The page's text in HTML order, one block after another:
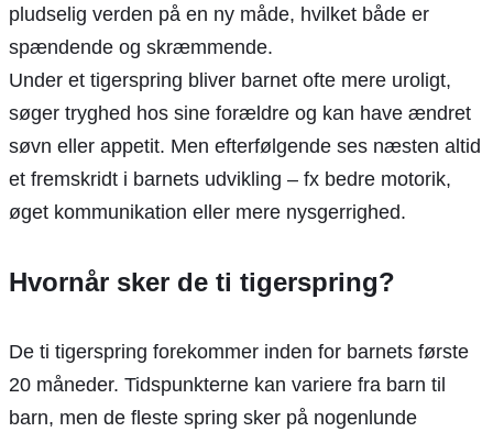
pludselig verden på en ny måde, hvilket både er
spændende og skræmmende.
Under et tigerspring bliver barnet ofte mere uroligt,
søger tryghed hos sine forældre og kan have ændret
søvn eller appetit. Men efterfølgende ses næsten altid
et fremskridt i barnets udvikling – fx bedre motorik,
øget kommunikation eller mere nysgerrighed.
Hvornår sker de ti tigerspring?
De ti tigerspring forekommer inden for barnets første
20 måneder. Tidspunkterne kan variere fra barn til
barn, men de fleste spring sker på nogenlunde